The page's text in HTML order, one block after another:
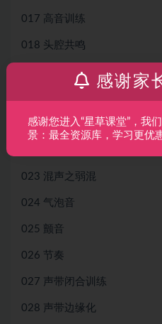
017 高音训练
018 头腔共鸣
019 胸腔共鸣
021 真假声转换训练2
023 混声之弱混
024 气泡音
025 颤音
026 节奏
027 声带闭合训练
028 声带边缘化
感谢家
感谢您进入“星草课堂”，我
景：最全资源库，学习更优